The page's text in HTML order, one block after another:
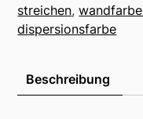
streichen,
dispersionsfarbe
Beschreibung